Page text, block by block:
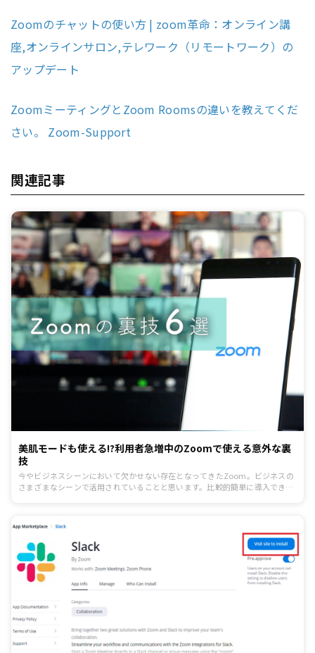
Zoomのチャットの使い方 | zoom革命：オンライン講
座,オンラインサロン,テレワーク（リモートワーク）の
アップデート
ZoomミーティングとZoom Roomsの違いを教えてくだ
さい。 Zoom-Support
関連記事
美肌モードも使える!?利用者急増中のZoomで使える意外な裏
技
今やビジネスシーンにおいて欠かせない存在となってきたZoom。ビジネスの
さまざまなシーンで活用されていることと思います。比較的簡単に導入できる